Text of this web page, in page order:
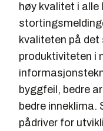
høy kvalitet i alle
kvaliteten på
produktiviteten i
byggfeil, bedre
bedre
pådriver for